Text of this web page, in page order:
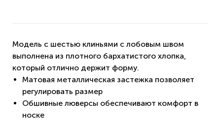
Модель с шестью клиньями с лобовым швом
выполнена из плотного бархатистого хлопка,
который отлично держит форму.
Матовая металлическая застежка позволяет
регулировать размер
Обшивные люверсы обеспечивают комфорт в
носке